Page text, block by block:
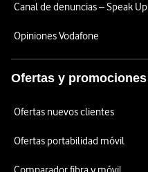
Canal de denuncias – Speak Up
Opiniones Vodafone
Ofertas y promociones
Ofertas nuevos clientes
Ofertas portabilidad móvil